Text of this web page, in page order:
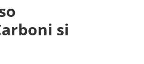
si